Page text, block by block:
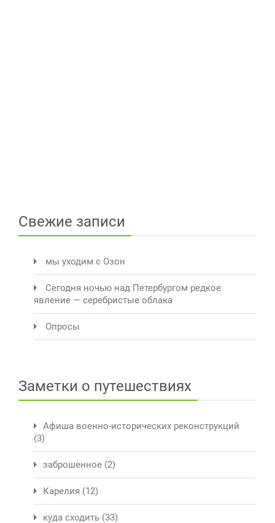
Свежие записи
мы уходим с Озон
Сегодня ночью над Петербургом редкое
явление — серебристые облака
Опросы
Заметки о путешествиях
Афиша военно-исторических реконструкций
(3)
заброшенное (2)
Карелия (12)
куда сходить (33)